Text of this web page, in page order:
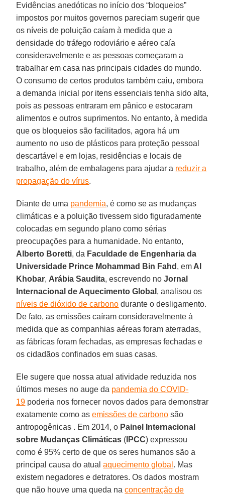
Evidências anedóticas no início dos “bloqueios”
impostos por muitos governos pareciam sugerir que
os níveis de poluição caíam à medida que a
densidade do tráfego rodoviário e aéreo caía
consideravelmente e as pessoas começaram a
trabalhar em casa nas principais cidades do mundo.
O consumo de certos produtos também caiu, embora
a demanda inicial por itens essenciais tenha sido alta,
pois as pessoas entraram em pânico e estocaram
alimentos e outros suprimentos. No entanto, à medida
que os bloqueios são facilitados, agora há um
aumento no uso de plásticos para proteção pessoal
descartável e em lojas, residências e locais de
trabalho, além de embalagens para ajudar a reduzir a
propagação do vírus.
Diante de uma pandemia, é como se as mudanças
climáticas e a poluição tivessem sido figuradamente
colocadas em segundo plano como sérias
preocupações para a humanidade. No entanto,
Alberto Boretti, da Faculdade de Engenharia da
Universidade Prince Mohammad Bin Fahd , em Al
Khobar, Arábia Saudita, escrevendo noJornal
Internacional de Aquecimento Global , analisou os
níveis de dióxido de carbono durante o desligamento.
De fato, as emissões caíram consideravelmente à
medida que as companhias aéreas foram aterradas,
as fábricas foram fechadas, as empresas fechadas e
os cidadãos confinados em suas casas.
Ele sugere que nossa atual atividade reduzida nos
últimos meses no auge da pandemia do COVID-
19 poderia nos fornecer novos dados para demonstrar
exatamente como asemissões de carbono são
antropogênicas . Em 2014, o Painel Internacional
sobre Mudanças Climáticas ( IPCC) expressou
como é 95% certo de que os seres humanos são a
principal causa do atualaquecimento global . Mas
existem negadores e detratores. Os dados mostram
que não houve uma queda naconcentração de